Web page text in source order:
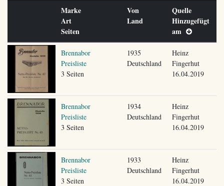
Marke
Art
Seiten
Von
Land
Quelle
Hinzugefügt
am
Brennabor
Preisliste
3 Seiten
1935
Deutschland
Heinz
Fingerhut
16.04.2019
Brennabor
Preisliste
3 Seiten
1934
Deutschland
Heinz
Fingerhut
16.04.2019
Brennabor
Preisliste
3 Seiten
1933
Deutschland
Heinz
Fingerhut
16.04.2019